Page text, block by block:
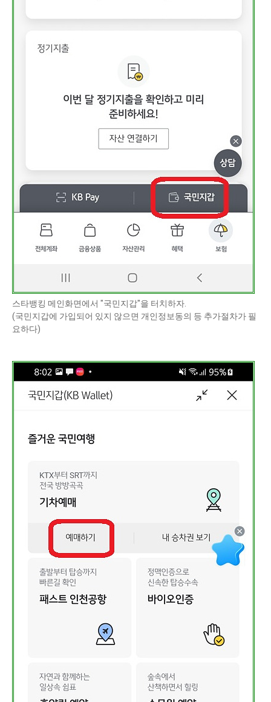
스타뱅킹 메인화면에서 "국민지갑"을 터치하자.
(국민지갑에 가입되어 있지 않으면 개인정보동의 등 추가절차가 필
요하다)